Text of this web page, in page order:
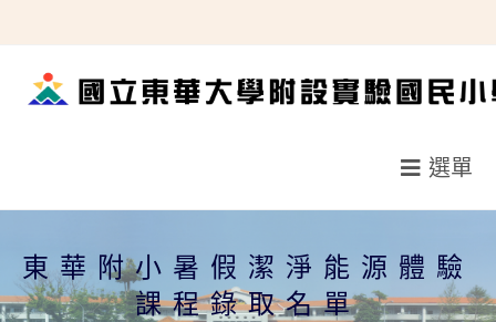
轉
選單
東華附小暑假潔淨能源體驗
課程錄取名單